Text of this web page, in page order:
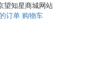
望知星商城网站
订单 购物车